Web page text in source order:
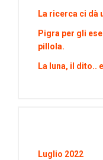
La ricerca ci dà
Pigra per gli
pillola.
La luna, il dito..
Luglio 2022